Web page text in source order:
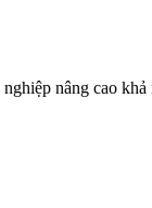
nâng cao